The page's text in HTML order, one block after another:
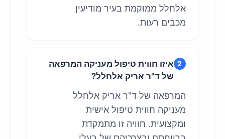
אלחלל ממוקמת בעיר מודיעין
מכבים רעות.
2 איזו חווית טיפול מעניקה המרפאה
של ד"ר אריק אלחלל?
המרפאה של ד"ר אריק אלחלל
מעניקה חווית טיפול אישית
ומקצועית. חוויה זו מתמקדת